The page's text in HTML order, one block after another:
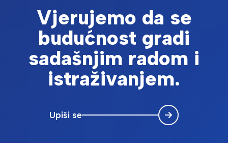
Vjerujemo da se
budućnost gradi
sadašnjim radom i
istraživanjem.
Upiši se